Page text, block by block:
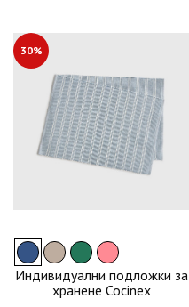
30%
Индивидуални подложки за
хранене Cocinex